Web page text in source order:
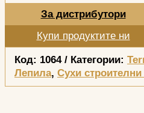
За дистрибутори
Купи продуктите ни
Код: 1064 Категории:
Лепила, Сухи